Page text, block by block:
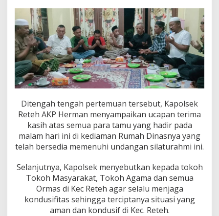
t
e
h
A
t
a
s
K
i
e
r
a
n
y
Ditengah tengah pertemuan tersebut, Kapolsek
Reteh AKP Herman menyampaikan ucapan terima
kasih atas semua para tamu yang hadir pada
malam hari ini di kediaman Rumah Dinasnya yang
telah bersedia memenuhi undangan silaturahmi ini.
Selanjutnya, Kapolsek menyebutkan kepada tokoh
Tokoh Masyarakat, Tokoh Agama dan semua
Ormas di Kec Reteh agar selalu menjaga
kondusifitas sehingga terciptanya situasi yang
aman dan kondusif di Kec. Reteh.